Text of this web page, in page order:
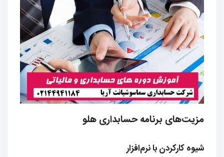
مزیت‌های برنامه حسابداری هلو
شیوه کارکردن با نرم‌افزار